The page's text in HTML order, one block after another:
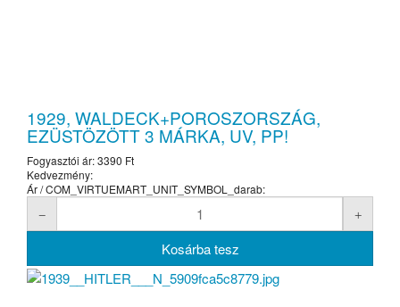
1929, WALDECK+POROSZORSZÁG,
EZÜSTÖZÖTT 3 MÁRKA, UV, PP!
Fogyasztói ár:3390 Ft
Kedvezmény:
Ár / COM_VIRTUEMART_UNIT_SYMBOL_darab: